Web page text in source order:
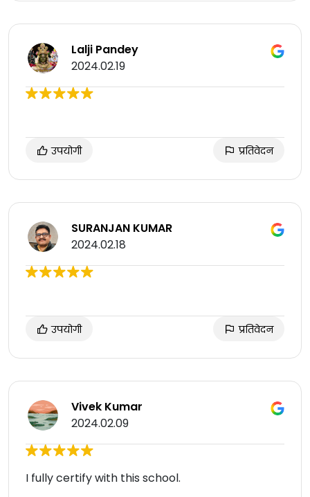
Lalji Pandey
2024.02.19
उपयोगी प्रतिवेदन
SURANJAN KUMAR
2024.02.18
उपयोगी प्रतिवेदन
Vivek Kumar
2024.02.09
I fully certify with this school.